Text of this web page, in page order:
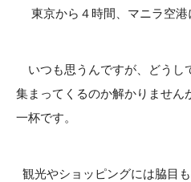
東京から４時間、マニラ空港
いつも思うんですが、どうし
集まってくるのか解かりません
一杯です。
観光やショッピングには脇目